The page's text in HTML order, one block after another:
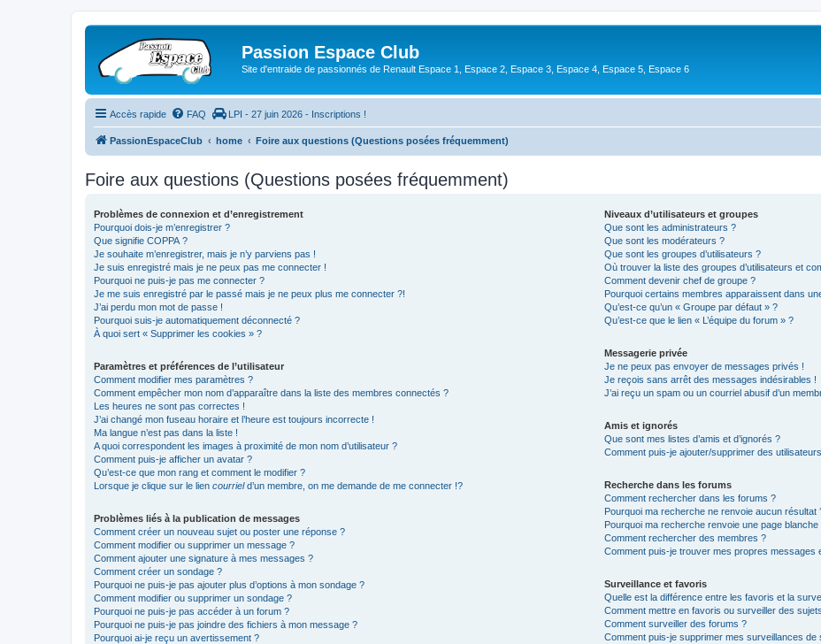
Passion Espace Club
Site d'entraide de passionnés de Renault Espace 1, Espace 2, Espace 3, Espace 4, Espace 5, Espace 6
Accès rapide FAQ LPI - 27 juin 2026 - Inscriptions !
PassionEspaceClub home Foire aux questions (Questions posées fréquemment)
Foire aux questions (Questions posées fréquemment)
Problèmes de connexion et d’enregistrement
Pourquoi dois-je m’enregistrer ?
Que signifie COPPA ?
Je souhaite m’enregistrer, mais je n’y parviens pas !
Je suis enregistré mais je ne peux pas me connecter !
Pourquoi ne puis-je pas me connecter ?
Je me suis enregistré par le passé mais je ne peux plus me connecter ?!
J’ai perdu mon mot de passe !
Pourquoi suis-je automatiquement déconnecté ?
À quoi sert « Supprimer les cookies » ?
Paramètres et préférences de l’utilisateur
Comment modifier mes paramètres ?
Comment empêcher mon nom d’apparaître dans la liste des membres connectés ?
Les heures ne sont pas correctes !
J’ai changé mon fuseau horaire et l’heure est toujours incorrecte !
Ma langue n’est pas dans la liste !
A quoi correspondent les images à proximité de mon nom d’utilisateur ?
Comment puis-je afficher un avatar ?
Qu’est-ce que mon rang et comment le modifier ?
Lorsque je clique sur le lien courrield’un membre, on me demande de me connecter !?
Problèmes liés à la publication de messages
Comment créer un nouveau sujet ou poster une réponse ?
Comment modifier ou supprimer un message ?
Comment ajouter une signature à mes messages ?
Comment créer un sondage ?
Pourquoi ne puis-je pas ajouter plus d’options à mon sondage ?
Comment modifier ou supprimer un sondage ?
Pourquoi ne puis-je pas accéder à un forum ?
Pourquoi ne puis-je pas joindre des fichiers à mon message ?
Pourquoi ai-je reçu un avertissement ?
Niveaux d’utilisateurs et groupes
Que sont les administrateurs ?
Que sont les modérateurs ?
Que sont les groupes d’utilisateurs ?
Où trouver la liste des groupes d’utilisateurs et
Comment devenir chef de groupe ?
Pourquoi certains membres apparaissent dans
Qu’est-ce qu’un « Groupe par défaut » ?
Qu’est-ce que le lien « L’équipe du forum » ?
Messagerie privée
Je ne peux pas envoyer de messages privés !
Je reçois sans arrêt des messages indésirables !
J’ai reçu un spam ou un courriel abusif d’un
Amis et ignorés
Que sont mes listes d’amis et d’ignorés ?
Comment puis-je ajouter/supprimer des
Recherche dans les forums
Comment rechercher dans les forums ?
Pourquoi ma recherche ne renvoie aucun résultat
Pourquoi ma recherche renvoie une page blanche
Comment rechercher des membres ?
Comment puis-je trouver mes propres messages
Surveillance et favoris
Quelle est la différence entre les favoris et la
Comment mettre en favoris ou surveiller des
Comment surveiller des forums ?
Comment puis-je supprimer mes surveillances de